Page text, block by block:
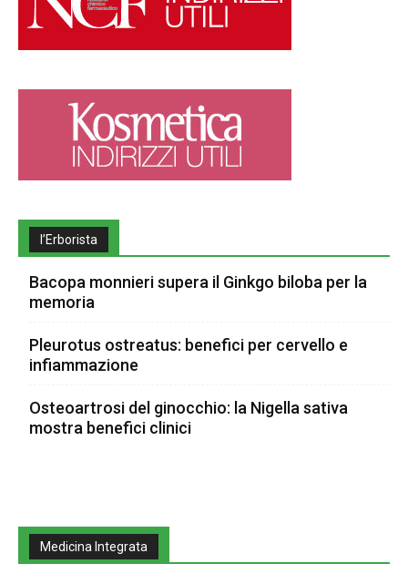
l’Erborista
Bacopa monnieri supera il Ginkgo biloba per la
memoria
Pleurotus ostreatus: benefici per cervello e
infiammazione
Osteoartrosi del ginocchio: la Nigella sativa
mostra benefici clinici
Medicina Integrata